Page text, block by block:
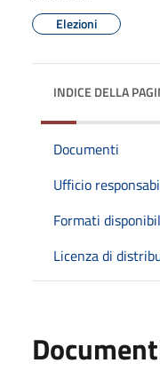
Elezioni
INDICE DELLA
Documenti
Ufficio
Formati
Licenza di